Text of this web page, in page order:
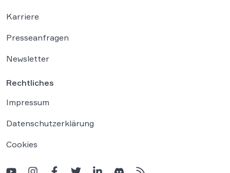
Karriere
Presseanfragen
Newsletter
Rechtliches
Impressum
Datenschutzerklärung
Cookies